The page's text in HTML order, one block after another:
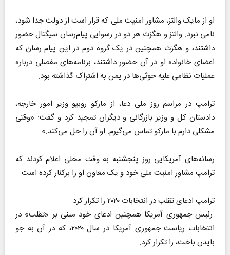
او از مایک والتز، مشاور امنیت ملی که قرار است از دولت جدا شود،
نامی نبرد. والتز و هگزث هر دو در رسوایی پیام‌رسان سیگنال حضور
داشتند، و هگزث همچنین در یک گروه دوم در این پیام رسان که
اعضای خانواده او در آن حضور داشتند، برنامه‌های مفصلی درباره
عملیات نظامی علیه حوثی‌ها در یمن به اشتراک گذاشته بود.
ترامپ در مراسم روز ملی دعا، از مارکو روبیو وزیر امور خارجه،
دادستان کل و وزیر بازرگانی و دیگران تمجید کرد و گفت: «وقتی
مشکلی دارم با مارکو تماس می‌گیرم. او آن را حل می‌کند.»
رسانه‌های آمریکایی روز پنجشنبه به وقت محلی اعلام کردند که
ترامپ مشاور امنیت ملی خود و یک معاون او را برکنار کرده است.
ترامپ ادعای تقلب در انتخابات ۲۰۲۰ را تکرار کرد
رئیس جمهوری آمریکا همچنین ادعای خود مبنی بر «تقلب» در
انتخابات ریاست جمهوری آمریکا در سال ۲۰۲۰، که در آن به جو
بایدن باخت، را تکرار کرد.